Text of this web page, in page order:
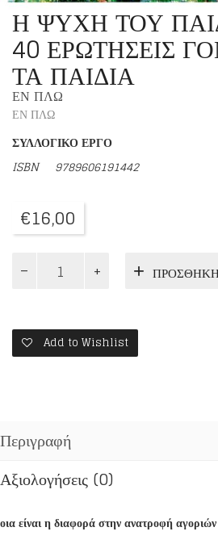
Η ΨΥΧΗ ΤΟΥ
40 ΕΡΩΤΗΣΕΙΣ
ΤΑ ΠΑΙΔΙΑ
ΕΝ ΠΛΩ
ΕΝ ΠΛΩ
ΣΥΛΛΟΓΙΚΟ ΕΡΓΟ
ISBN
9789606191442
€16,00
ΨΥΧΗ
ΣΑΣ
40
ΕΡΩΤΗΣΕΙΣ
ποσότητα
Add to Wishlist
Περιγραφή
Αξιολογήσεις (0)
οια είναι η διαφοράστην ανατροφή